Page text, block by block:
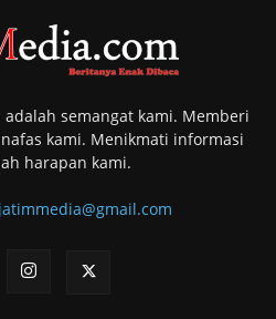
semangat kami. Memberi
kami. Menikmati informasi
harapan kami.